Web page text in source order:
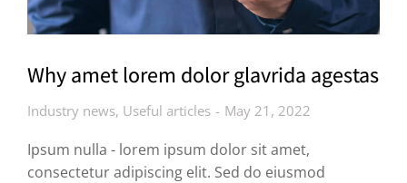
Why amet lorem dolor glavrida agestas
Industry news, Useful articles May 21, 2022
Ipsum nulla - lorem ipsum dolor sit amet,
consectetur adipiscing elit. Sed do eiusmod